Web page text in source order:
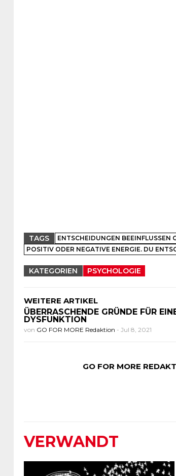
TAGS ENTSCHEIDUNGEN BEEINFLUSSEN
POSITIV ODER NEGATIVE ENERGIE. DU
KATEGORIEN PSYCHOLOGIE
WEITERE ARTIKEL
ÜBERRASCHENDE GRÜNDE FÜR
DYSFUNKTION
von GO FOR MORE Redaktion - Jul 8, 2021
GO FOR MORE
VERWANDT